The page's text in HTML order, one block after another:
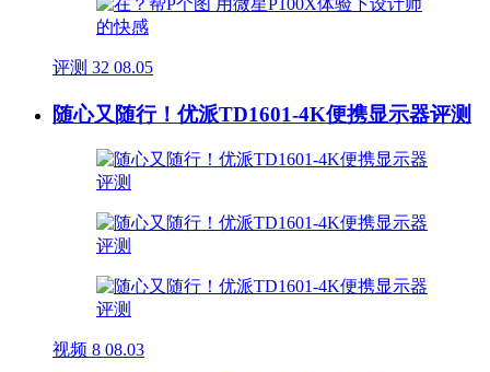
评测 32 08.05
随心又随行！优派TD1601-4K便携显示器评测
视频 8 08.03